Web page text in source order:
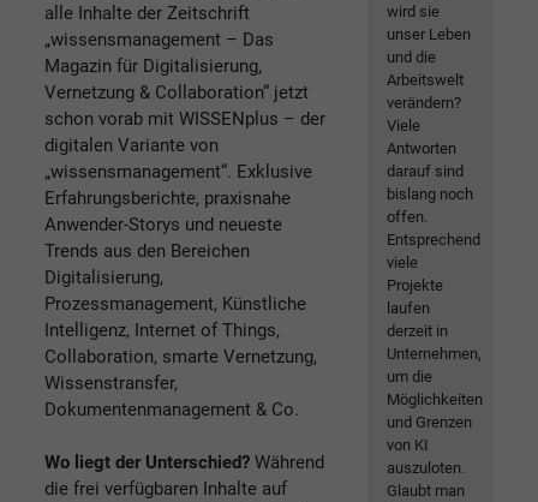
alle Inhalte der Zeitschrift
„wissensmanagement – Das
Magazin für Digitalisierung,
Vernetzung & Collaboration“ jetzt
schon vorab mit WISSENplus – der
digitalen Variante von
„wissensmanagement“. Exklusive
Erfahrungsberichte, praxisnahe
Anwender-Storys und neueste
Trends aus den Bereichen
Digitalisierung,
Prozessmanagement, Künstliche
Intelligenz, Internet of Things,
Collaboration, smarte Vernetzung,
Wissenstransfer,
Dokumentenmanagement & Co.
Wo liegt der Unterschied? Während
die frei verfügbaren Inhalte auf
wird sie
unser Leben
und die
Arbeitswelt
verändern?
Viele
Antworten
darauf sind
bislang noch
offen.
Entsprechend
viele
Projekte
laufen
derzeit in
Unternehmen,
um die
Möglichkeiten
und Grenzen
von KI
auszuloten.
Glaubt man